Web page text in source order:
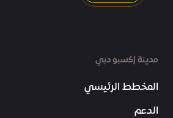
مدينة إكسبو دبي
المخطط الرئيسي
الدعم